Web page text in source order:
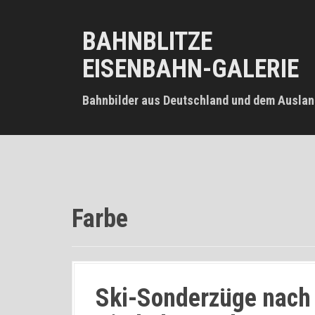
BAHNBLITZE
EISENBAHN-GALERIE
Bahnbilder aus Deutschland und dem
Farbe
Ski-Sonderzüge